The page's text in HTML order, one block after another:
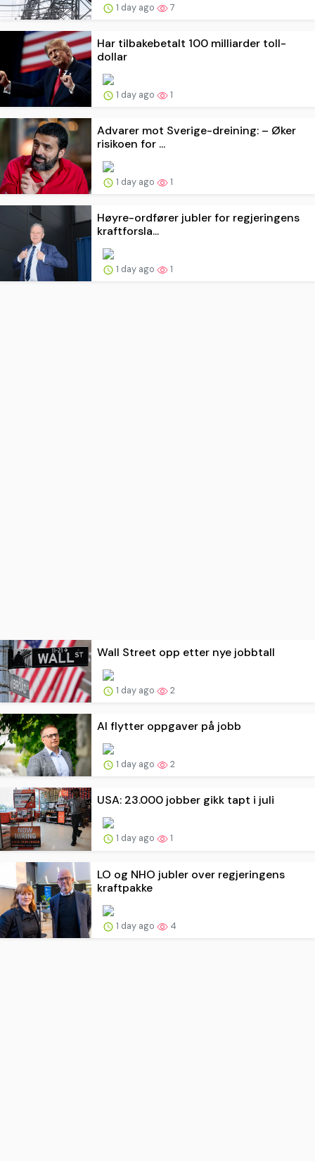
1 day ago 7
Har tilbakebetalt 100 milliarder toll-
dollar
1 day ago 1
Advarer mot Sverige-dreining: – Øker
risikoen for ...
1 day ago 1
Høyre-ordfører jubler for regjeringens
kraftforsla...
1 day ago 1
Wall Street opp etter nye jobbtall
1 day ago 2
AI flytter oppgaver på jobb
1 day ago 2
USA: 23.000 jobber gikk tapt i juli
1 day ago 1
LO og NHO jubler over regjeringens
kraftpakke
1 day ago 4